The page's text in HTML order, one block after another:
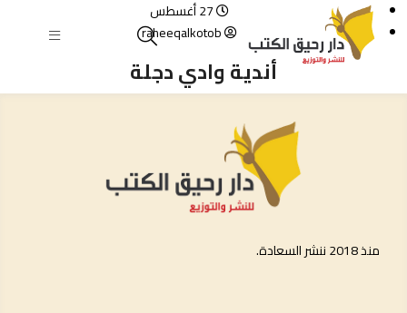
أندية وادي دجلة
منذ 2018 ننشر السعادة.